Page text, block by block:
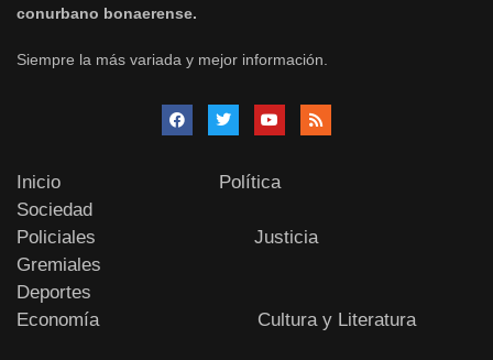
conurbano bonaerense.
Siempre la más variada y mejor información.
Inicio
Política
Sociedad
Policiales
Justicia
Gremiales
Deportes
Economía
Cultura y Literatura